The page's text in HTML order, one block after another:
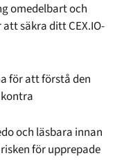
omedelbart och
säkra ditt CEX.IO-
för att förstå den
och läsbara innan
för upprepade